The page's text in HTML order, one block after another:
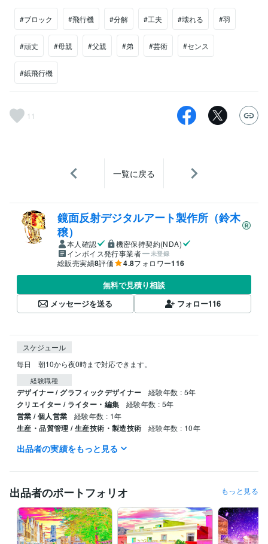
#ブロック #飛行機 #分解 #工夫 #壊れる #羽
#頑丈 #母親 #父親 #弟 #芸術 #センス
#紙飛行機
11
一覧に戻る
鏡面反射デジタルアート製作所（鈴木
穣）
本人確認
機密保持契約(NDA)
インボイス発行事業者
未登録
総販売実績8評価 4.8フォロワー116
無料で見積り相談
メッセージを送る
フォロー116
スケジュール
毎日　朝10から夜0時まで対応できます。
経験職種
デザイナー / グラフィックデザイナー 経験年数 : 5年
クリエイター / ライター・編集 経験年数 : 5年
営業 / 個人営業 経験年数 : 1年
生産・品質管理 / 生産技術・製造技術 経験年数 : 10年
職歴
動画編集・映像制作 画像合成、画像修正、タイトル制作、ブログ
合成画像 合成写真 タイトル制作 表紙制作
ブログ記事
アフェリエイト
ニュース記事 スチームパンク サイバーパンク 小説
学歴
出品者の実績をもっと見る
出品者のポートフォリオ もっと見る